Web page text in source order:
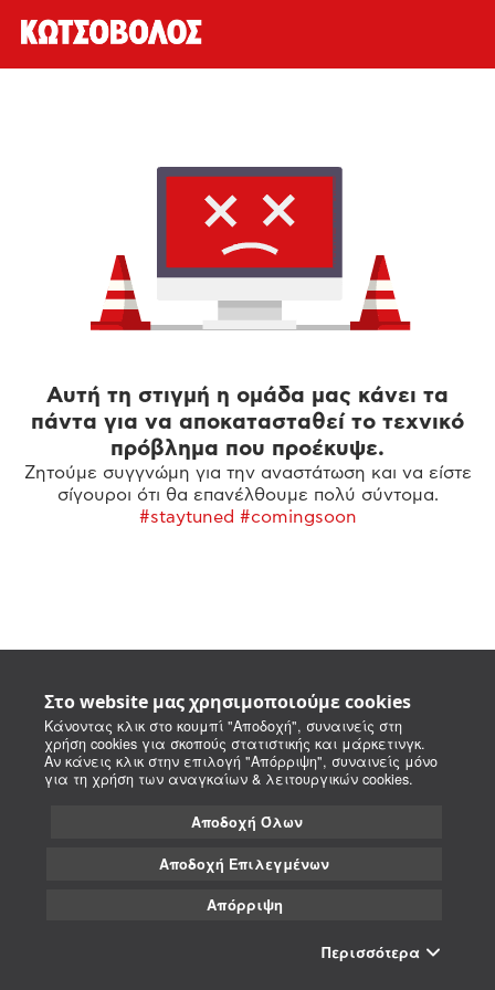
Στο website μας χρησιμοποιούμε cookies
Κάνοντας κλικ στο κουμπί "Αποδοχή", συναινείς στη
χρήση cookies για σκοπούς στατιστικής και μάρκετινγκ.
Αν κάνεις κλικ στην επιλογή "Απόρριψη", συναινείς μόνο
για τη χρήση των αναγκαίων & λειτουργικών cookies.
Αποδοχή Όλων
Αποδοχή Επιλεγμένων
Απόρριψη
Περισσότερα
Αυτή τη στιγμή η ομάδα μας κάνει τα
πάντα για να αποκατασταθεί το τεχνικό
πρόβλημα που προέκυψε.
Ζητούμε συγγνώμη για την αναστάτωση και να είστε
σίγουροι ότι θα επανέλθουμε πολύ σύντομα.
#staytuned #comingsoon